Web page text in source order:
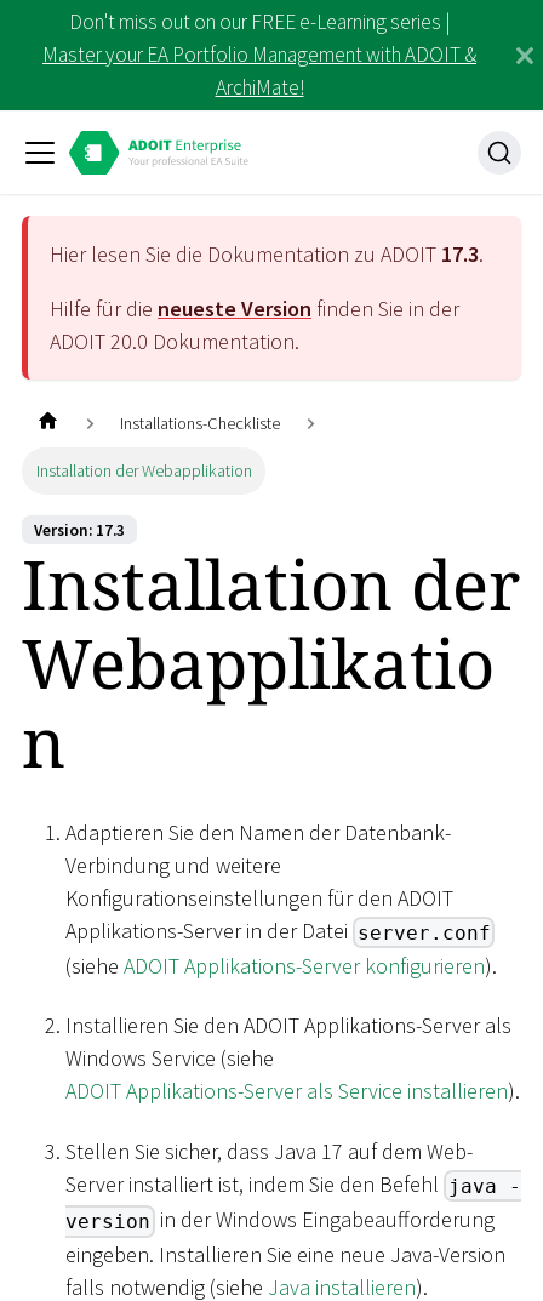
Don't miss out on our FREE e-Learning series |
Master your EA Portfolio Management with ADOIT &
ArchiMate!
Hier lesen Sie die Dokumentation zu ADOIT 17.3.
Hilfe für die neueste Version finden Sie in der
ADOIT20.0 Dokumentation.
Installations-Checkliste
Installation der Webapplikation
Version: 17.3
Installation der
Webapplikatio
n
Adaptieren Sie den Namen der Datenbank-
Verbindung und weitere
Konfigurationseinstellungen für den ADOIT
Applikations-Server in der Datei server.conf
(siehe ADOIT Applikations-Server konfigurieren).
Installieren Sie den ADOIT Applikations-Server als
Windows Service (siehe
ADOIT Applikations-Server als Service installieren).
Stellen Sie sicher, dass Java 17 auf dem Web-
Server installiert ist, indem Sie den Befehl java -
version in der Windows Eingabeaufforderung
eingeben. Installieren Sie eine neue Java-Version
falls notwendig (siehe Java installieren).